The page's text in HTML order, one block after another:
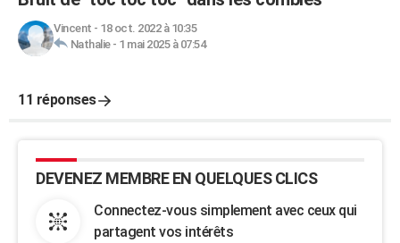
Vincent - 18 oct. 2022 à 10:35
Nathalie- 1 mai 2025 à 07:54
11 réponses
DEVENEZ MEMBRE EN QUELQUES CLICS
Connectez-vous simplement avec ceux qui
partagent vos intérêts